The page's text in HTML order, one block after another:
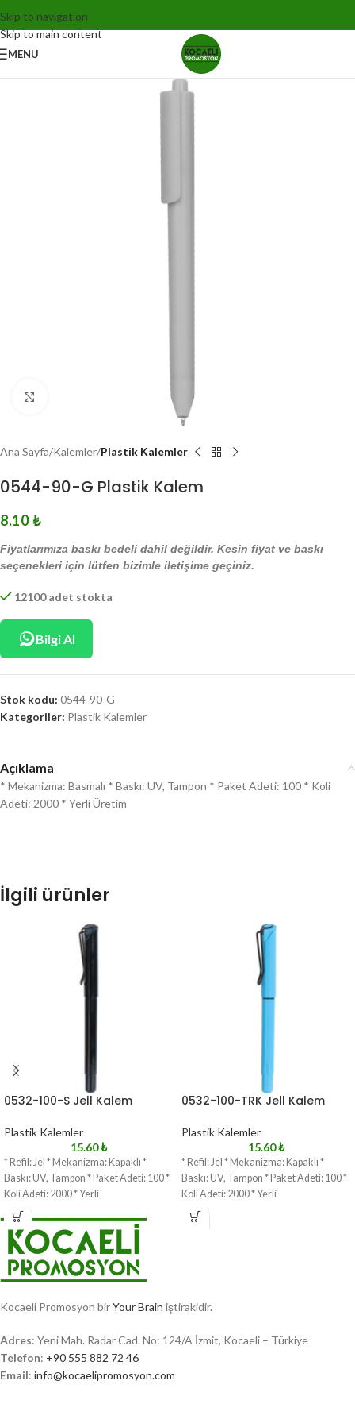
Skip to navigation
Skip to main content
MENU
Ana Sayfa Kalemler Plastik Kalemler
0544-90-G Plastik Kalem
8.10₺
Fiyatlarımıza baskı bedeli dahil değildir. Kesin fiyat ve baskı
seçenekleri için lütfen bizimle iletişime geçiniz.
12100 adet stokta
Bilgi Al
Stok kodu: 0544-90-G
Kategoriler: Plastik Kalemler
Açıklama
* Mekanizma: Basmalı * Baskı: UV, Tampon * Paket Adeti: 100 * Koli
Adeti: 2000 * Yerli Üretim
İlgili ürünler
0532-100-S Jell Kalem
Plastik Kalemler
15.60₺
* Refil: Jel * Mekanizma: Kapaklı *
Baskı: UV, Tampon * Paket Adeti: 100 *
Koli Adeti: 2000 * Yerli
0532-100-TRK Jell Kalem
Plastik Kalemler
15.60₺
* Refil: Jel * Mekanizma: Kapaklı *
Baskı: UV, Tampon * Paket Adeti: 100 *
Koli Adeti: 2000 * Yerli
Kocaeli Promosyon birYour Brain iştirakidir.
Adres: Yeni Mah. Radar Cad. No: 124/A İzmit, Kocaeli – Türkiye
Telefon: +90 555 882 72 46
Email: info@kocaelipromosyon.com